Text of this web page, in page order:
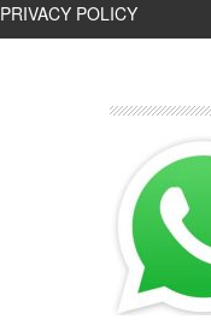
PRIVACY POLICY